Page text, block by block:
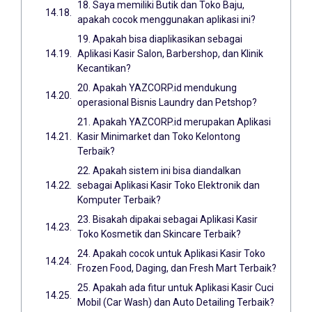
18. Saya memiliki Butik dan Toko Baju,
apakah cocok menggunakan aplikasi ini?
19. Apakah bisa diaplikasikan sebagai
Aplikasi Kasir Salon, Barbershop, dan Klinik
Kecantikan?
20. Apakah YAZCORP.id mendukung
operasional Bisnis Laundry dan Petshop?
21. Apakah YAZCORP.id merupakan Aplikasi
Kasir Minimarket dan Toko Kelontong
Terbaik?
22. Apakah sistem ini bisa diandalkan
sebagai Aplikasi Kasir Toko Elektronik dan
Komputer Terbaik?
23. Bisakah dipakai sebagai Aplikasi Kasir
Toko Kosmetik dan Skincare Terbaik?
24. Apakah cocok untuk Aplikasi Kasir Toko
Frozen Food, Daging, dan Fresh Mart Terbaik?
25. Apakah ada fitur untuk Aplikasi Kasir Cuci
Mobil (Car Wash) dan Auto Detailing Terbaik?